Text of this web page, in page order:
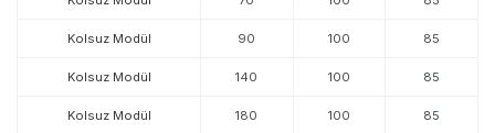
Kolsuz Modül 90 100 85
Kolsuz Modül 140 100 85
Kolsuz Modül 180 100 85